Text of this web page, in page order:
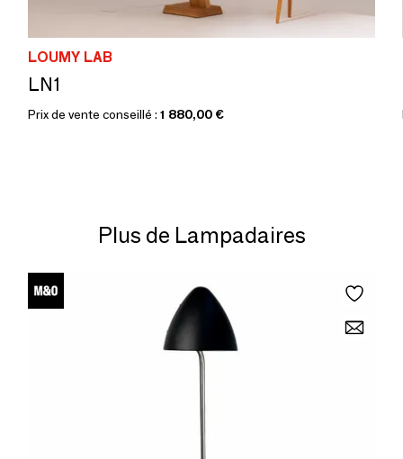
LOUMY LAB
LN1
Prix de vente conseillé : 1 880,00 €
Plus de Lampadaires